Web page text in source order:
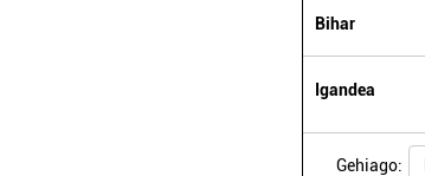
Bihar
Igandea
Gehiago: